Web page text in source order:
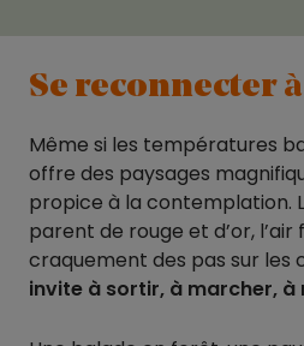
Se reconnecter
Même si les températures
offre des paysages
propice à la contemplation.
parent de rouge et d’or, l’air
craquement des pas sur les
invite à sortir, à marcher, à